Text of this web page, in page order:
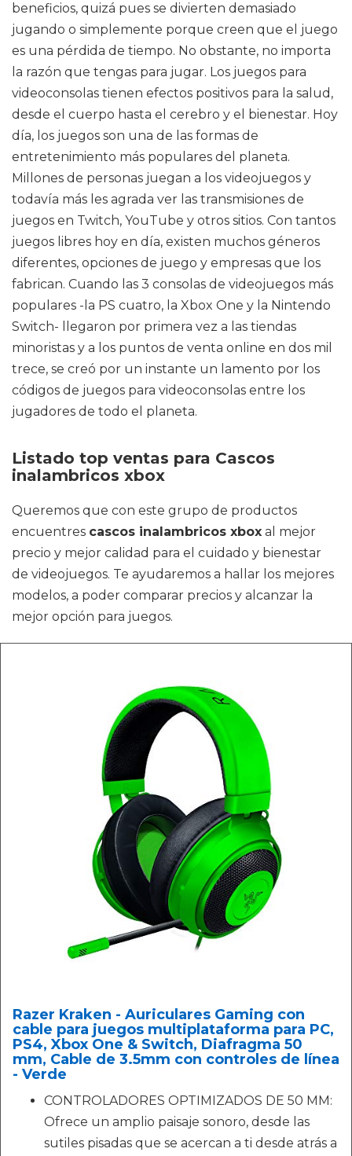
beneficios, quizá pues se divierten demasiado
jugando o simplemente porque creen que el juego
es una pérdida de tiempo. No obstante, no importa
la razón que tengas para jugar. Los juegos para
videoconsolas tienen efectos positivos para la salud,
desde el cuerpo hasta el cerebro y el bienestar. Hoy
día, los juegos son una de las formas de
entretenimiento más populares del planeta.
Millones de personas juegan a los videojuegos y
todavía más les agrada ver las transmisiones de
juegos en Twitch, YouTube y otros sitios. Con tantos
juegos libres hoy en día, existen muchos géneros
diferentes, opciones de juego y empresas que los
fabrican. Cuando las 3 consolas de videojuegos más
populares -la PS cuatro, la Xbox One y la Nintendo
Switch- llegaron por primera vez a las tiendas
minoristas y a los puntos de venta online en dos mil
trece, se creó por un instante un lamento por los
códigos de juegos para videoconsolas entre los
jugadores de todo el planeta.
Listado top ventas para Cascos
inalambricos xbox
Queremos que con este grupo de productos
encuentres cascos inalambricos xbox al mejor
precio y mejor calidad para el cuidado y bienestar
de videojuegos. Te ayudaremos a hallar los mejores
modelos, a poder comparar precios y alcanzar la
mejor opción para juegos.
Razer Kraken - Auriculares Gaming con
cable para juegos multiplataforma para PC,
PS4, Xbox One & Switch, Diafragma 50
mm, Cable de 3.5mm con controles de línea
- Verde
CONTROLADORES OPTIMIZADOS DE 50 MM:
Ofrece un amplio paisaje sonoro, desde las
sutiles pisadas que se acercan a ti desde atrás a